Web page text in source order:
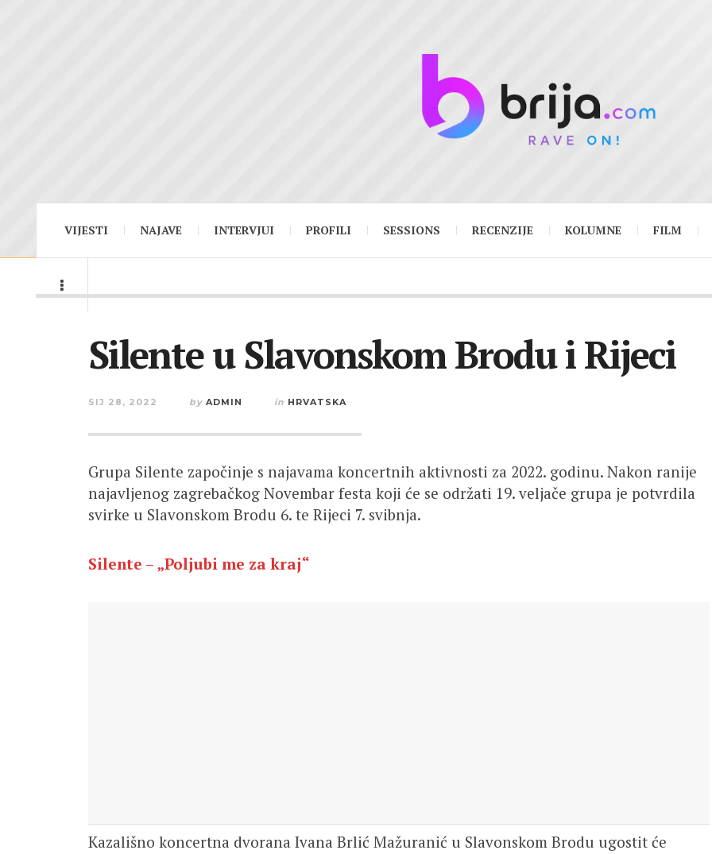
VIJESTI NAJAVE INTERVJUI PROFILI SESSIONS RECENZIJE KOLUMNE FILM
Silente u Slavonskom Brodu i Rijeci
SIJ 28, 2022 by ADMIN in HRVATSKA
Grupa Silente započinje s najavama koncertnih aktivnosti za 2022. godinu. Nakon ranije
najavljenog zagrebačkog Novembar festa koji će se održati 19. veljače grupa je potvrdila
svirke u Slavonskom Brodu 6. te Rijeci 7. svibnja.
Silente – „Poljubi me za kraj“
Kazališno koncertna dvorana Ivana Brlić Mažuranić u Slavonskom Brodu ugostit će